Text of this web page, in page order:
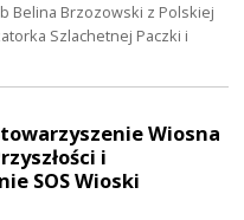
Belina Brzozowski z Polskiej
Szlachetnej Paczki i
Wiosna
i
SOS Wioski